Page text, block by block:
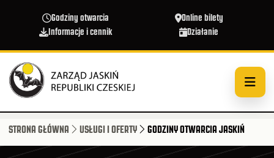
Godziny otwarcia
Online bilety
Informacje i cennik
Działanie
STRONA GŁÓWNA USŁUGI I OFERTY GODZINY OTWARCIA JASKIŃ